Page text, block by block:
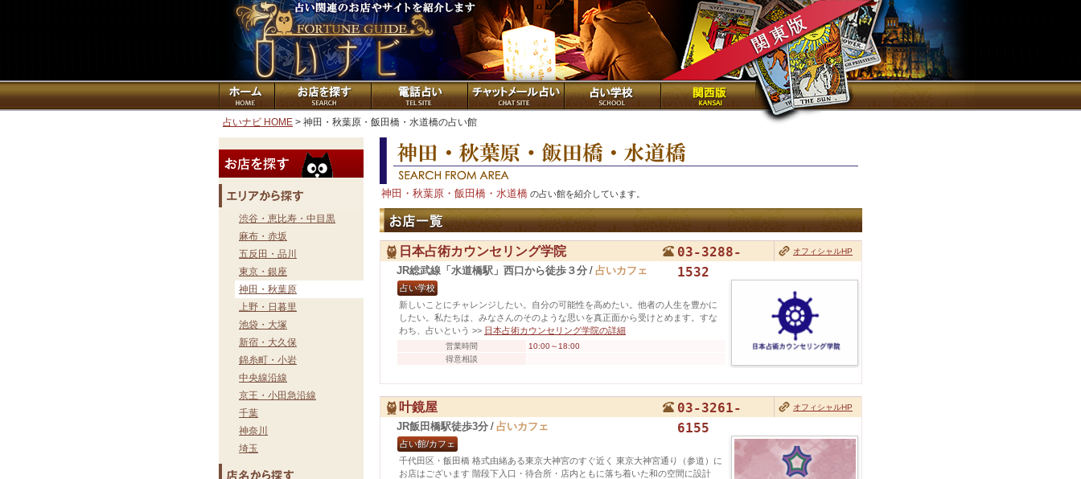
占いナビ HOME > 神田・秋葉原・飯田橋・水道橋の占い館
渋谷・恵比寿・中目黒
麻布・赤坂
五反田・品川
東京・銀座
神田・秋葉原
上野・日暮里
池袋・大塚
新宿・大久保
錦糸町・小岩
中央線沿線
京王・小田急沿線
千葉
神奈川
埼玉
神田・秋葉原・飯田橋・水道橋 の占い館を紹介しています。
日本占術カウンセリング学院
03-3288-
1532
オフィシャルHP
JR総武線「水道橋駅」西口から徒歩３分 / 占いカフェ
占い学校
新しいことにチャレンジしたい。自分の可能性を高めたい。他者の人生を豊かに
したい。私たちは、みなさんのそのような思いを真正面から受けとめます。すな
わち、占いという >> 日本占術カウンセリング学院の詳細
営業時間
10:00～18:00
得意相談
叶鏡屋
03-3261-
6155
オフィシャルHP
JR飯田橋駅徒歩3分 / 占いカフェ
占い館/カフェ
千代田区・飯田橋 格式由緒ある東京大神宮のすぐ近く 東京大神宮通り（参道）に
お店はございます 階段下入口・待合所・店内ともに落ち着いた和の空間に設計